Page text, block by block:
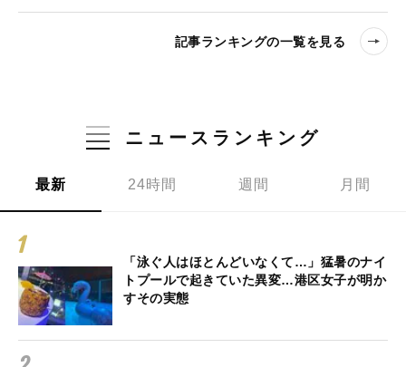
記事ランキングの一覧を見る
ニュースランキング
最新 24時間 週間 月間
「泳ぐ人はほとんどいなくて…」猛暑のナイ
トプールで起きていた異変…港区女子が明か
すその実態